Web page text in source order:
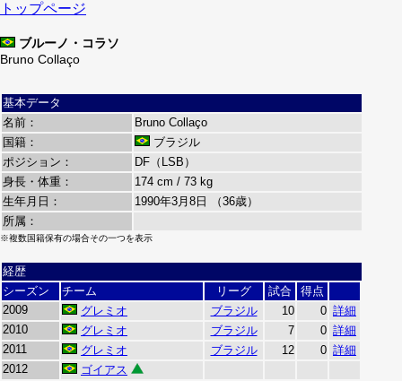
トップページ
ブルーノ・コラソ
Bruno Collaço
基本データ
名前：
Bruno Collaço
国籍：
ブラジル
ポジション：
DF（LSB）
身長・体重：
174 cm / 73 kg
生年月日：
1990年3月8日 （36歳）
所属：
※複数国籍保有の場合その一つを表示
経歴
シーズン
チーム リーグ 試合
得点
2009
グレミオ ブラジル 10 0 詳細
2010
グレミオ ブラジル 7 0 詳細
2011
グレミオ ブラジル 12 0 詳細
2012
ゴイアス